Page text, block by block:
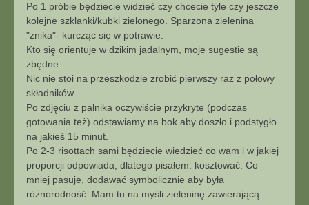
Po 1 próbie będziecie widzieć czy chcecie tyle czy jeszcze
kolejne szklanki/kubki zielonego. Sparzona zielenina
"znika"- kurcząc się w potrawie.
Kto się orientuje w dzikim jadalnym, moje sugestie są
zbędne.
Nic nie stoi na przeszkodzie zrobić pierwszy raz z połowy
składników.
Po zdjęciu z palnika oczywiście przykryte (podczas
gotowania też) odstawiamy na bok aby doszło i podstygło
na jakieś 15 minut.
Po 2-3 risottach sami będziecie wiedzieć co wam i w jakiej
proporcji odpowiada, dlatego pisałem: kosztować. Co
mniej pasuje, dodawać symbolicznie aby była
różnorodność. Mam tu na myśli zieleninę zawierającą